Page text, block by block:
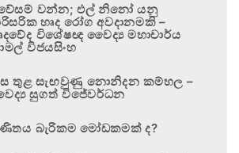
වන්න; එල් නිනෝ යනු
හෘද රෝග අවදානමකි –
විශේෂඥ වෛද්‍ය මහාචාර්ය
විජයසිංහ
තුළ සැඟවුණු නොනිදන කම්හල –
සුගත් විජේවර්ධන
බැරිකම මෝඩකමක් ද?